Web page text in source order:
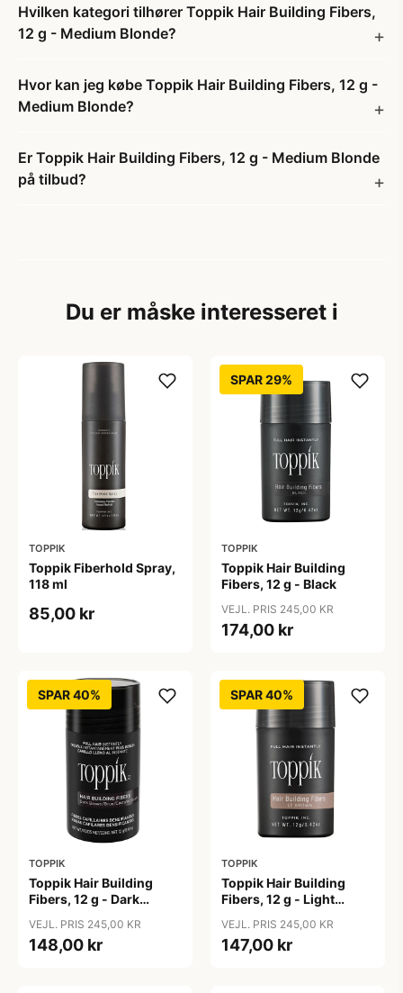
Hvilken kategori tilhører Toppik Hair Building Fibers,
12 g - Medium Blonde?
Hvor kan jeg købe Toppik Hair Building Fibers, 12 g -
Medium Blonde?
Er Toppik Hair Building Fibers, 12 g - Medium Blonde
på tilbud?
Du er måske interesseret i
TOPPIK
Toppik Fiberhold Spray,
118 ml
85,00 kr
SPAR 29%
TOPPIK
Toppik Hair Building
Fibers, 12 g - Black
VEJL. PRIS 245,00 KR
174,00 kr
SPAR 40%
TOPPIK
Toppik Hair Building
Fibers, 12 g - Dark
VEJL. PRIS 245,00 KR
148,00 kr
SPAR 40%
TOPPIK
Toppik Hair Building
Fibers, 12 g - Light
VEJL. PRIS 245,00 KR
147,00 kr